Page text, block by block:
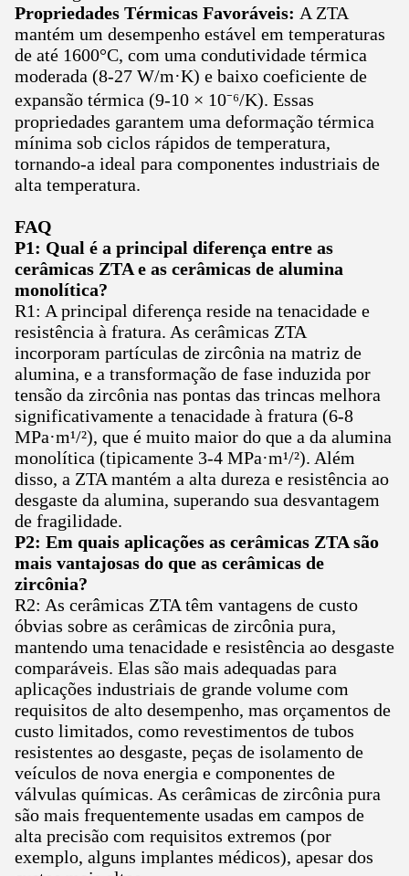
Propriedades Térmicas Favoráveis: A ZTA
mantém um desempenho estável em temperaturas
de até 1600°C, com uma condutividade térmica
moderada (8-27 W/m·K) e baixo coeficiente de
expansão térmica (9-10 × 10⁻⁶/K). Essas
propriedades garantem uma deformação térmica
mínima sob ciclos rápidos de temperatura,
tornando-a ideal para componentes industriais de
alta temperatura.
FAQ
P1: Qual é a principal diferença entre as
cerâmicas ZTA e as cerâmicas de alumina
monolítica?
R1: A principal diferença reside na tenacidade e
resistência à fratura. As cerâmicas ZTA
incorporam partículas de zircônia na matriz de
alumina, e a transformação de fase induzida por
tensão da zircônia nas pontas das trincas melhora
significativamente a tenacidade à fratura (6-8
MPa·m¹/²), que é muito maior do que a da alumina
monolítica (tipicamente 3-4 MPa·m¹/²). Além
disso, a ZTA mantém a alta dureza e resistência ao
desgaste da alumina, superando sua desvantagem
de fragilidade.
P2: Em quais aplicações as cerâmicas ZTA são
mais vantajosas do que as cerâmicas de
zircônia?
R2: As cerâmicas ZTA têm vantagens de custo
óbvias sobre as cerâmicas de zircônia pura,
mantendo uma tenacidade e resistência ao desgaste
comparáveis. Elas são mais adequadas para
aplicações industriais de grande volume com
requisitos de alto desempenho, mas orçamentos de
custo limitados, como revestimentos de tubos
resistentes ao desgaste, peças de isolamento de
veículos de nova energia e componentes de
válvulas químicas. As cerâmicas de zircônia pura
são mais frequentemente usadas em campos de
alta precisão com requisitos extremos (por
exemplo, alguns implantes médicos), apesar dos